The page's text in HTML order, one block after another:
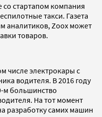
со стартапом компания
такси. Газета
аналитиков, Zoox может
товаров.
числе электрокары с
водителя. В 2016 году
м большинство
На тот момент
разработку самих машин